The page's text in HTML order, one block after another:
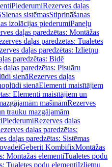
PiederumiRezerves daļas
Sienas sistēmasStiprināšanas
izolācijas piederumiPaneļu
daļas paredzētas: Montāžas
daļas paredzētas: Tualetes
daļas paredzētas: Izlietņu
paredzētas: Bidē
daļas paredzētas: Pisuāru
sienāRezerves daļas
sienāElementi maisītājiem
Elementi maisītājiem un
mašīnāmRezerves
trauku mazgājamām
PiederumiRezerves daļas
daļas paredzētas:
daļas paredzētas: Sistēmas
Geberit KombifixMontāžas
Montāžas elementiTualetes podu
Tualetes podu elementiIzlietņu